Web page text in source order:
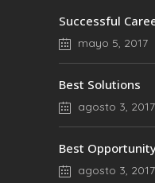
Successful
mayo 5, 2017
Best Solutions
agosto 3, 2017
Best
agosto 3, 2017